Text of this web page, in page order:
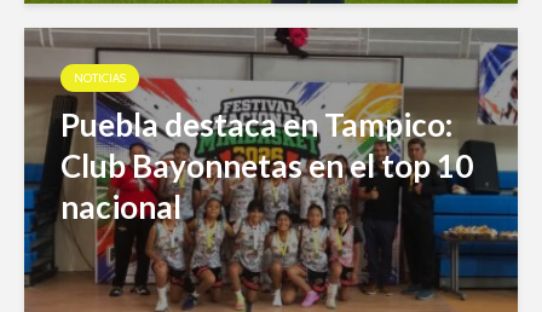
NOTICIAS
Puebla destaca en Tampico:
Club Bayonnetas en el top 10
nacional